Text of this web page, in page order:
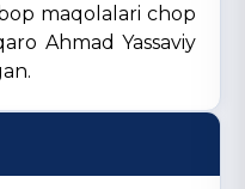
maqolalari chop
Ahmad Yassaviy